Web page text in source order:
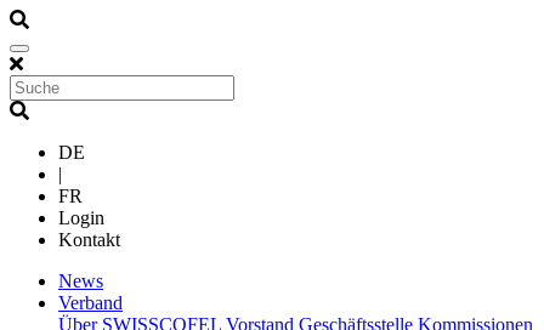
DE
|
FR
Login
Kontakt
News(current)
Verband
Über SWISSCOFEL Vorstand Geschäftsstelle Kommissionen